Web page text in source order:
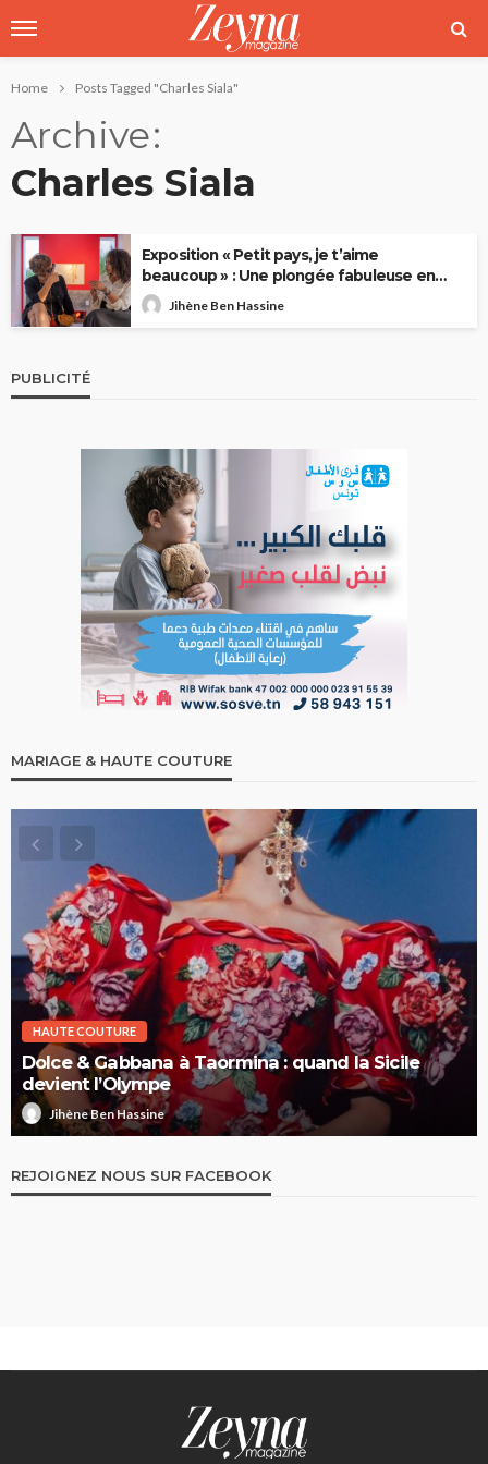
Home Posts Tagged "Charles Siala"
Archive
Charles Siala
Exposition « Petit pays, je t’aime
beaucoup » : Une plongée fabuleuse en
Tunisie
Jihène Ben Hassine
PUBLICITÉ
MARIAGE & HAUTE COUTURE
HAUTE COUTURE
Dolce & Gabbana à Taormina : quand la Sicile
devient l’Olympe
Jihène Ben Hassine
REJOIGNEZ NOUS SUR FACEBOOK